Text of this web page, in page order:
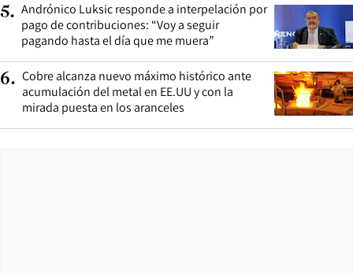
5. Andrónico Luksic responde a interpelación por
pago de contribuciones: “Voy a seguir
pagando hasta el día que me muera”
6. Cobre alcanza nuevo máximo histórico ante
acumulación del metal en EE.UU y con la
mirada puesta en los aranceles